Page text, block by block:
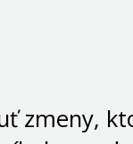
zmeny,